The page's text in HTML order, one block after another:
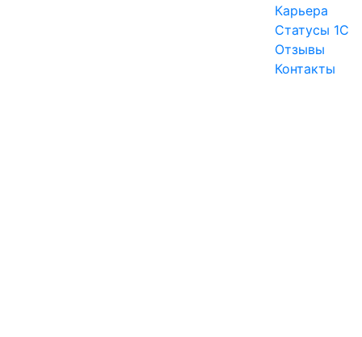
Карьера
Статусы 1С
Отзывы
Контакты